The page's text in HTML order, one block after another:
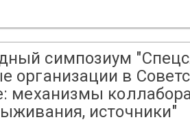
симпозиум
организации в
механизмы
источники"